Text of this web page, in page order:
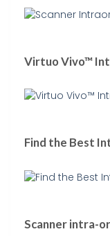
Virtuo Vivo™
Find the Best
Scanner intra-